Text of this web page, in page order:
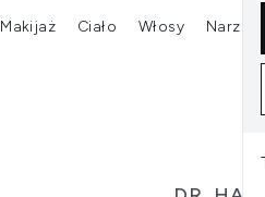
Wejdź do podmenu (Pielęgnacja twarzy)
Wejdź do podmenu (Nowości)
Makijaż
Wejdź do podmenu
Ciało Włosy